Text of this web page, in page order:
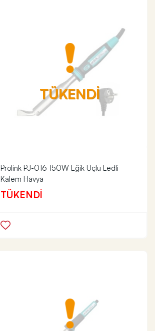
TÜKENDİ
Prolink PJ-016 150W Eğik Uçlu Ledli
Kalem Havya
TÜKENDİ